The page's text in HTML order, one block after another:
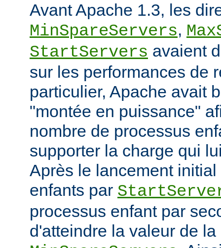
Avant Apache 1.3, les
MinSpareServers,
StartServers avaient
sur les performances de
particulier, Apache avait
"montée en puissance"
nombre de processus
supporter la charge qui
Après le lancement
enfants par
processus enfant par
d'atteindre la valeur de